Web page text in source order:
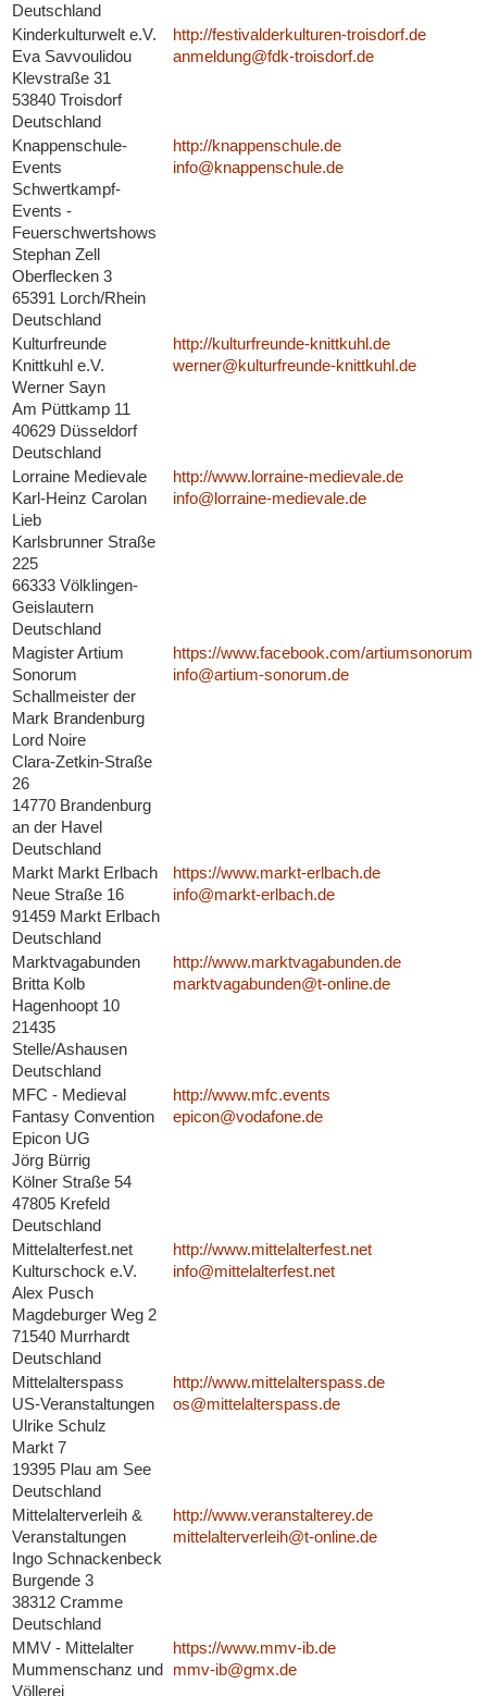
Deutschland
Kinderkulturwelt e.V.
Eva Savvoulidou
Klevstraße 31
53840 Troisdorf
Deutschland
http://festivalderkulturen-troisdorf.de
anmeldung@fdk-troisdorf.de
Knappenschule-
Events
Schwertkampf-
Events -
Feuerschwertshows
Stephan Zell
Oberflecken 3
65391 Lorch/Rhein
Deutschland
http://knappenschule.de
info@knappenschule.de
Kulturfreunde
Knittkuhl e.V.
Werner Sayn
Am Püttkamp 11
40629 Düsseldorf
Deutschland
http://kulturfreunde-knittkuhl.de
werner@kulturfreunde-knittkuhl.de
Lorraine Medievale
Karl-Heinz Carolan
Lieb
Karlsbrunner Straße
225
66333 Völklingen-
Geislautern
Deutschland
http://www.lorraine-medievale.de
info@lorraine-medievale.de
Magister Artium
Sonorum
Schallmeister der
Mark Brandenburg
Lord Noire
Clara-Zetkin-Straße
26
14770 Brandenburg
an der Havel
Deutschland
https://www.facebook.com/artiumsonorum
info@artium-sonorum.de
Markt Markt Erlbach
Neue Straße 16
91459 Markt Erlbach
Deutschland
https://www.markt-erlbach.de
info@markt-erlbach.de
Marktvagabunden
Britta Kolb
Hagenhoopt 10
21435
Stelle/Ashausen
Deutschland
http://www.marktvagabunden.de
marktvagabunden@t-online.de
MFC - Medieval
Fantasy Convention
Epicon UG
Jörg Bürrig
Kölner Straße 54
47805 Krefeld
Deutschland
http://www.mfc.events
epicon@vodafone.de
Mittelalterfest.net
Kulturschock e.V.
Alex Pusch
Magdeburger Weg 2
71540 Murrhardt
Deutschland
http://www.mittelalterfest.net
info@mittelalterfest.net
Mittelalterspass
US-Veranstaltungen
Ulrike Schulz
Markt 7
19395 Plau am See
Deutschland
http://www.mittelalterspass.de
os@mittelalterspass.de
Mittelalterverleih &
Veranstaltungen
Ingo Schnackenbeck
Burgende 3
38312 Cramme
Deutschland
http://www.veranstalterey.de
mittelalterverleih@t-online.de
MMV - Mittelalter
Mummenschanz und
Völlerei
https://www.mmv-ib.de
mmv-ib@gmx.de